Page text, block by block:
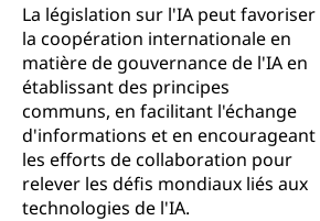
La législation sur l'IA peut favoriser
la coopération internationale en
matière de gouvernance de l'IA en
établissant des principes
communs, en facilitant l'échange
d'informations et en encourageant
les efforts de collaboration pour
relever les défis mondiaux liés aux
technologies de l'IA.